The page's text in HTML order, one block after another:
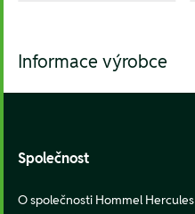
Informace výrobce
Footer
Společnost
O společnosti Hommel Hercules